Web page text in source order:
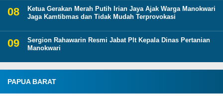
Ketua Gerakan Merah Putih Irian Jaya Ajak Warga Manokwari
Jaga Kamtibmas dan Tidak Mudah Terprovokasi
Sergion Rahawarin Resmi Jabat Plt Kepala Dinas Pertanian
Manokwari
PAPUA BARAT